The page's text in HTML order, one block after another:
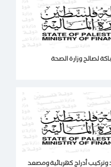
الخاص بتوريد وتركيب أدراج كهربائية ومصعد